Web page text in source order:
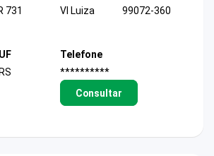
731
Vl Luiza
99072-360
UF
RS
Telefone
**********
Consultar